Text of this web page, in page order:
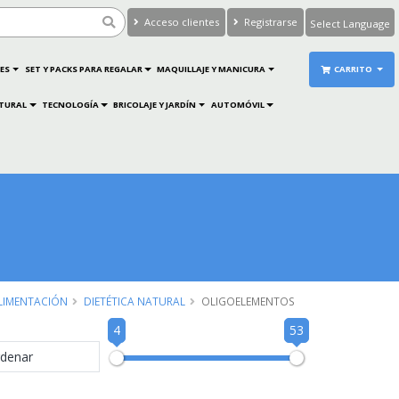
Acceso clientes Registrarse
Translate
SET Y PACKS PARA REGALAR MAQUILLAJE Y MANICURA
TECNOLOGÍA BRICOLAJE Y JARDÍN AUTOMÓVIL
CARRITO
DIETÉTICA NATURAL OLIGOELEMENTOS
4 53